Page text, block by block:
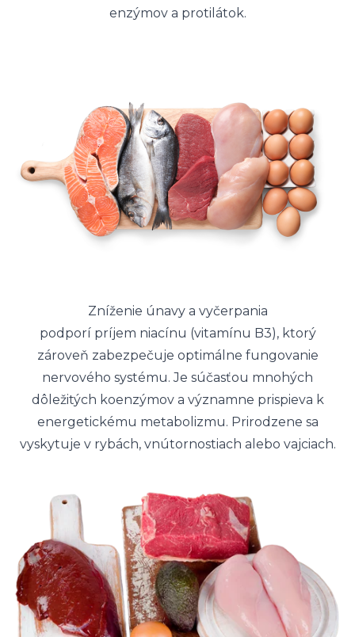
enzýmov a protilátok.
Zníženie únavy a vyčerpania
podporí príjem niacínu (vitamínu B3), ktorý
zároveň zabezpečuje optimálne fungovanie
nervového systému. Je súčasťou mnohých
dôležitých koenzýmov a významne prispieva k
energetickému metabolizmu. Prirodzene sa
vyskytuje v rybách, vnútornostiach alebo vajciach.